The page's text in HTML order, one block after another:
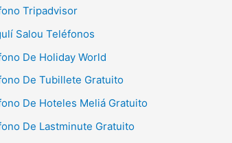
Tripadvisor
Salou Teléfonos
De Holiday World
De Tubillete Gratuito
De Hoteles Meliá Gratuito
De Lastminute Gratuito